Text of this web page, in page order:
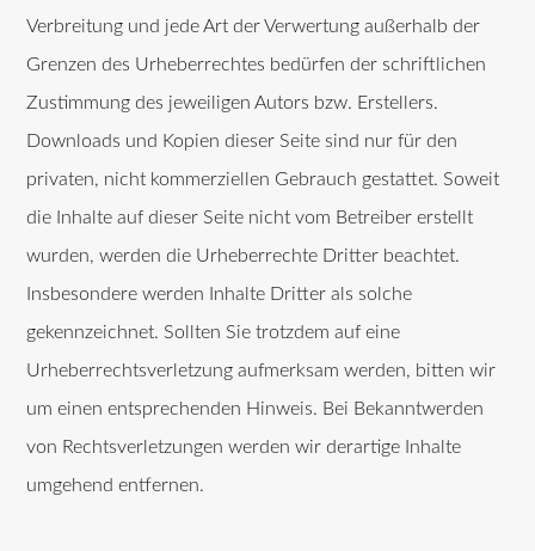
Verbreitung und jede Art der Verwertung außerhalb der
Grenzen des Urheberrechtes bedürfen der schriftlichen
Zustimmung des jeweiligen Autors bzw. Erstellers.
Downloads und Kopien dieser Seite sind nur für den
privaten, nicht kommerziellen Gebrauch gestattet. Soweit
die Inhalte auf dieser Seite nicht vom Betreiber erstellt
wurden, werden die Urheberrechte Dritter beachtet.
Insbesondere werden Inhalte Dritter als solche
gekennzeichnet. Sollten Sie trotzdem auf eine
Urheberrechtsverletzung aufmerksam werden, bitten wir
um einen entsprechenden Hinweis. Bei Bekanntwerden
von Rechtsverletzungen werden wir derartige Inhalte
umgehend entfernen.